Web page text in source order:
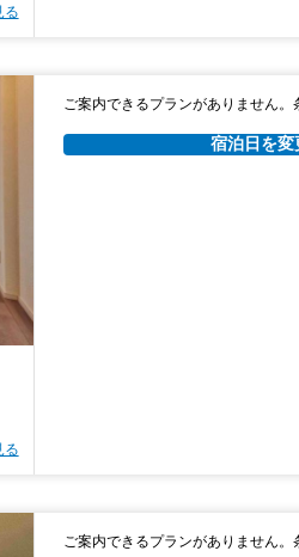
る
る
ご案内できるプランがありません。
宿泊日を変
ご案内できるプランがありません。